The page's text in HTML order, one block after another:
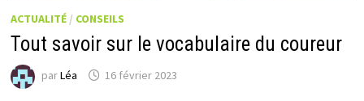
ACTUALITÉ / CONSEILS
Tout savoir sur le vocabulaire du coureur
parLéa 16 février 2023